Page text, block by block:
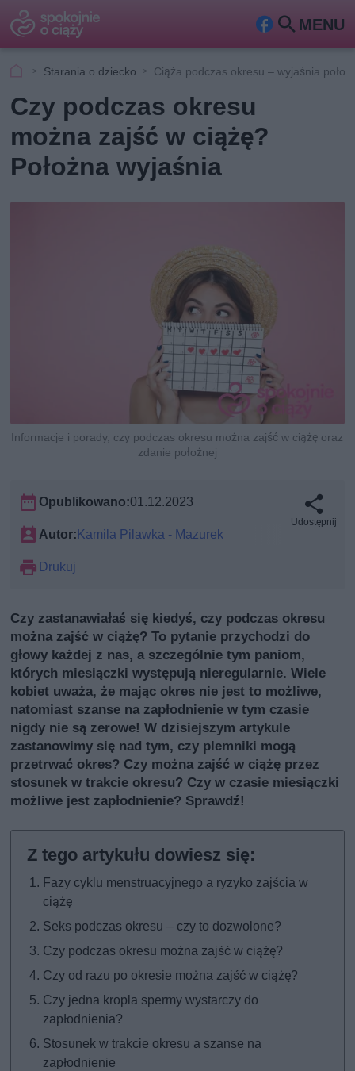
MENU
Fa
ook
Szu
Starania o dziecko Ciąża podczas okresu – wyjaśnia
Czy podczas okresu
można zajść w ciążę?
Położna wyjaśnia
Informacje i porady, czy podczas okresu można zajść w ciążę oraz
zdanie położnej
Opublikowano:01.12.2023
Autor:Kamila Pilawka - Mazurek
Drukuj
Udostępnij
Czy zastanawiałaś się kiedyś, czy podczas okresu
można zajść w ciążę? To pytanie przychodzi do
głowy każdej z nas, a szczególnie tym paniom,
których miesiączki występują nieregularnie. Wiele
kobiet uważa, że mając okres nie jest to możliwe,
natomiast szanse na zapłodnienie w tym czasie
nigdy nie są zerowe! W dzisiejszym artykule
zastanowimy się nad tym, czy plemniki mogą
przetrwać okres? Czy można zajść w ciążę przez
stosunek w trakcie okresu? Czy w czasie miesiączki
możliwe jest zapłodnienie? Sprawdź!
Fazy cyklu menstruacyjnego a ryzyko zajścia w
ciążę
Seks podczas okresu – czy to dozwolone?
Czy podczas okresu można zajść w ciążę?
Czy od razu po okresie można zajść w ciążę?
Czy jedna kropla spermy wystarczy do
zapłodnienia?
Stosunek w trakcie okresu a szanse na
zapłodnienie